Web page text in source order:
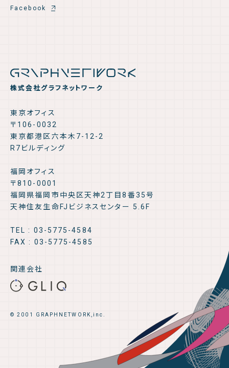
株式会社グラフネットワーク
東京オフィス
〒106-0032
東京都港区六本木7-12-2
R7ビルディング
福岡オフィス
〒810-0001
福岡県福岡市中央区天神2丁目8番35号
天神住友生命FJビジネスセンター 5.6F
TEL : 03-5775-4584
FAX : 03-5775-4585
関連会社
© 2001 GRAPHNETWORK,inc.
Facebook